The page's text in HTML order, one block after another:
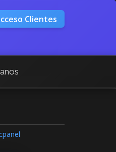
Clientes